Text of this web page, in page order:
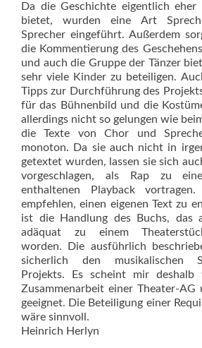
Da die Geschichte eigentlich eher
bietet, wurden eine Art
Sprecher eingeführt. Außerdem
die Kommentierung des
und auch die Gruppe der Tänzer
sehr viele Kinder zu beteiligen.
Tipps zur Durchführung des
für das Bühnenbild und die
allerdings nicht so gelungen wie
die Texte von Chor und
monoton. Da sie auch nicht in
getextet wurden, lassen sie sich
vorgeschlagen, als Rap zu
enthaltenen Playback
empfehlen, einen eigenen Text zu
ist die Handlung des Buchs, das
adäquat zu einem Theaterstück
worden. Die ausführlich
sicherlich den musikalischen
Projekts. Es scheint mir
Zusammenarbeit einer Theater-AG
geeignet. Die Beteiligung einer
wäre sinnvoll.
Heinrich Herlyn